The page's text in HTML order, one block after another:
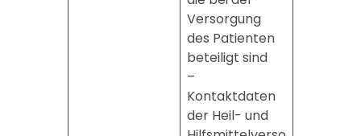
Versorgung
des Patienten
beteiligt sind
–
Kontaktdaten
der Heil- und